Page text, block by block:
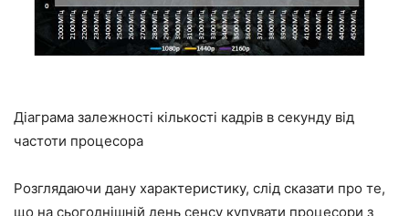
Діаграма залежності кількості кадрів в секунду від
частоти процесора
Розглядаючи дану характеристику, слід сказати про те,
що на сьогоднішній день сенсу купувати процесори з